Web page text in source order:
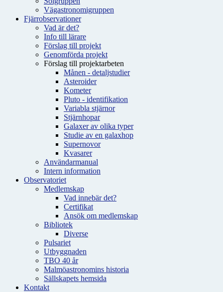
Vägastronomigruppen
Fjärrobservationer
Vad är det?
Info till lärare
Förslag till projekt
Genomförda projekt
Förslag till projektarbeten
Månen - detaljstudier
Asteroider
Kometer
Pluto - identifikation
Variabla stjärnor
Stjärnhopar
Galaxer av olika typer
Studie av en galaxhop
Supernovor
Kvasarer
Användarmanual
Intern information
Observatoriet
Medlemskap
Vad innebär det?
Certifikat
Ansök om medlemskap
Bibliotek
Diverse
Pulsariet
Utbyggnaden
TBO 40 år
Malmöastronomins historia
Sällskapets hemsida
Kontakt